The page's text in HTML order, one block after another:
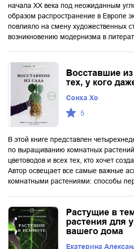
начала XX века под неожиданным
образом распространение в Европе
повлияло на смену художественных
возникновению модернизма в
Восставшие
тех, у кого
Сонха Хо
5
В этой книге представлен
по выращиванию комнатных
цветоводов и всех тех, кто хочет
Автор освещает все самые важные
комнатными растениями: способы
Растущие в
растения для
вашего дома
Екатерина